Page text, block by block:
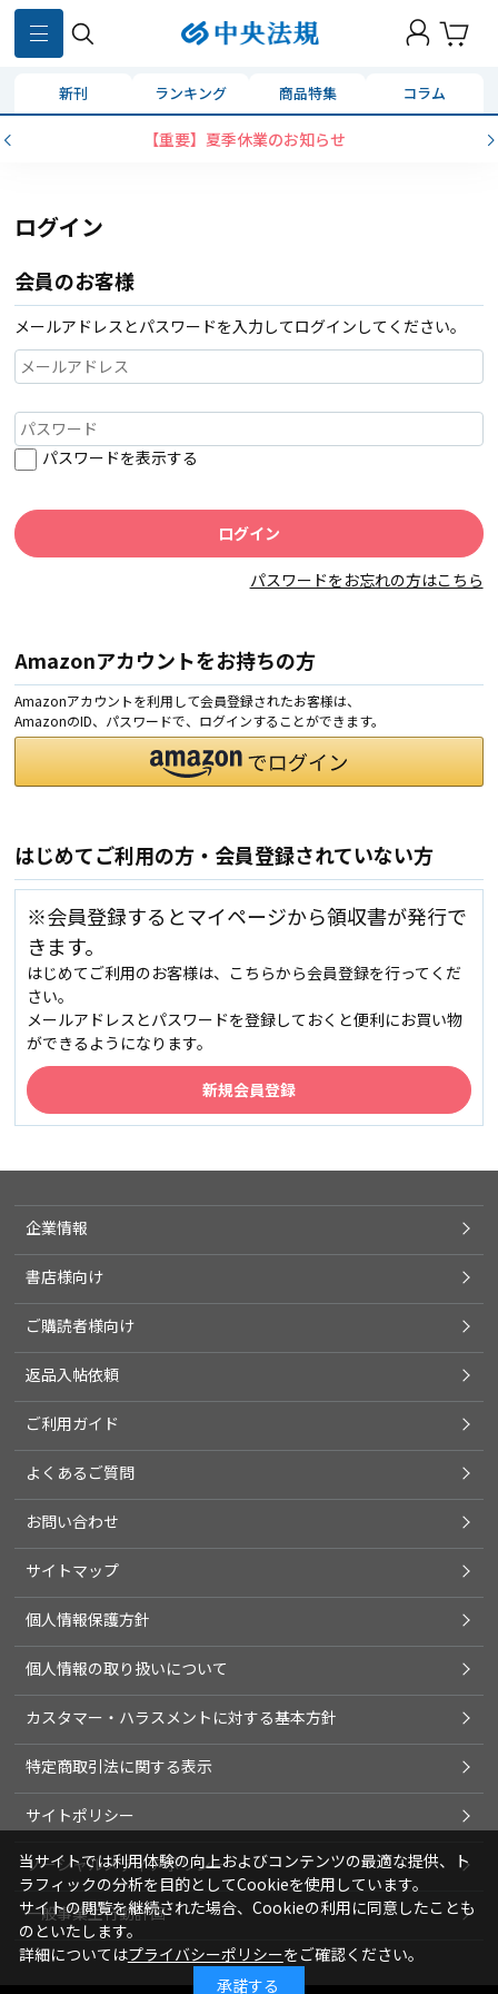
新刊 ランキング 商品特集 コラム
【重要】夏季休業のお知らせ
ログイン
会員のお客様
メールアドレスとパスワードを入力してログインしてください。
パスワードを表示する
パスワードをお忘れの方はこちら
Amazonアカウントをお持ちの方
Amazonアカウントを利用して会員登録されたお客様は、
AmazonのID、パスワードで、ログインすることができます。
はじめてご利用の方・会員登録されていない方
※会員登録するとマイページから領収書が発行で
きます。
はじめてご利用のお客様は、こちらから会員登録を行ってくだ
さい。
メールアドレスとパスワードを登録しておくと便利にお買い物
ができるようになります。
企業情報
書店様向け
ご購読者様向け
返品入帖依頼
ご利用ガイド
よくあるご質問
お問い合わせ
サイトマップ
個人情報保護方針
個人情報の取り扱いについて
カスタマー・ハラスメントに対する基本方針
特定商取引法に関する表示
サイトポリシー
ソーシャルメディアポリシー
一般事業主行動計画
当サイトでは利用体験の向上およびコンテンツの最適な提供、ト
ラフィックの分析を目的としてCookieを使用しています。
サイトの閲覧を継続された場合、Cookieの利用に同意したことも
のといたします。
詳細についてはプライバシーポリシーをご確認ください。
承諾する